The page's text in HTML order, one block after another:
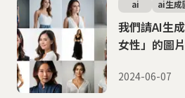
我們請AI生
女性」的圖
ai ai生成
2024-06-07